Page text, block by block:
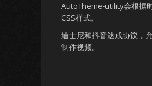
AutoTheme-utility会根据
CSS样式。
迪士尼和抖音达成协议，
制作视频。